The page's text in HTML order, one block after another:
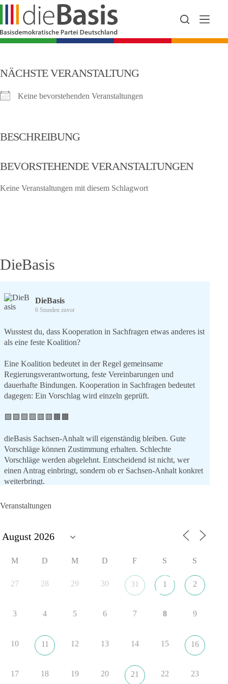
Zum
springen
NÄCHSTE VERANSTALTUNG
Keine bevorstehenden Veranstaltungen
BESCHREIBUNG
BEVORSTEHENDE VERANSTALTUNGEN
Keine Veranstaltungen mit diesem Schlagwort
DieBasis
DieBasis
6 Stunden zuvor
Wusstest du, dass Kooperation in Sachfragen etwas anderes ist
als eine feste Koalition?
Eine Koalition bedeutet in der Regel gemeinsame
Regierungsverantwortung, feste Vereinbarungen und
dauerhafte Bindungen. Kooperation in Sachfragen bedeutet
dagegen: Ein Vorschlag wird einzeln geprüft.
🟩🟩🟦🟦🟥🟥🟧🟧
dieBasis Sachsen-Anhalt will eigenständig bleiben. Gute
Vorschläge können Zustimmung erhalten. Schlechte
Vorschläge werden abgelehnt. Entscheidend ist nicht, wer
einen Antrag einbringt, sondern ob er Sachsen-Anhalt konkret
weiterbringt.
Ablehnung. Keine politische Verschmelzung.
Entscheidungen? 👇
#dieBasis #SachsenAnhalt #Landtagswahl2026
#Kooperation
11 Stunden zuvor
„Plandemie-Logik Reloaded“
Sie sagten immer und immer wieder: „Nur die Impfung rettet
Veranstaltungen
M D M D F S S
27 28 29 30 31 1 2
3 4 5 6 7 8 9
10 11 12 13 14 15 16
17 18 19 20 21 22 23